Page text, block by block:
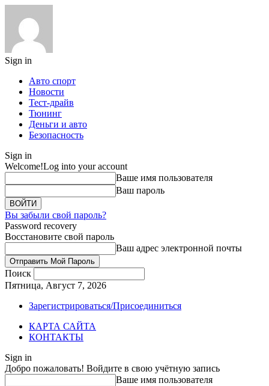
Sign in
Авто спорт
Новости
Тест-драйв
Тюнинг
Деньги и авто
Безопасность
Sign in
Welcome!Log into your account
Ваше имя пользователя
Ваш пароль
Вы забыли свой пароль?
Password recovery
Восстановите свой пароль
Ваш адрес электронной почты
Поиск
Пятница, Август 7, 2026
Зарегистрироваться/Присоединиться
КАРТА САЙТА
КОНТАКТЫ
Sign in
Добро пожаловать! Войдите в свою учётную запись
Ваше имя пользователя